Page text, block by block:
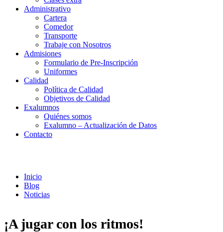
Administrativo
Cartera
Comedor
Transporte
Trabaje con Nosotros
Admisiones
Formulario de Pre-Inscripción
Uniformes
Calidad
Política de Calidad
Objetivos de Calidad
Exalumnos
Quiénes somos
Exalumno – Actualización de Datos
Contacto
Inicio
Blog
Noticias
¡A jugar con los ritmos!